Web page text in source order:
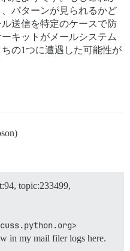
パターンが見られるかど
送信を特定のケースで防
キットがメールシステム
の1つに遭遇した可能性が
topic:233499,
in my mail filer logs here.